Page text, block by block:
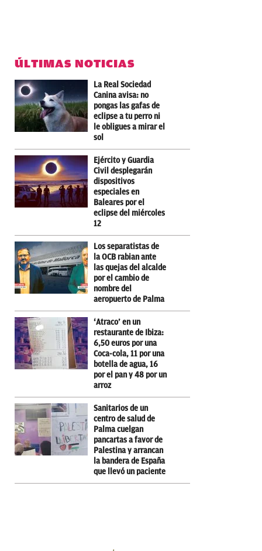
ÚLTIMAS NOTICIAS
La Real Sociedad
Canina avisa: no
pongas las gafas de
eclipse a tu perro ni
le obligues a mirar el
sol
Ejército y Guardia
Civil desplegarán
dispositivos
especiales en
Baleares por el
eclipse del miércoles
12
Los separatistas de
la OCB rabian ante
las quejas del alcalde
por el cambio de
nombre del
aeropuerto de Palma
‘Atraco’ en un
restaurante de Ibiza:
6,50 euros por una
Coca-cola, 11 por una
botella de agua, 16
por el pan y 48 por un
arroz
Sanitarios de un
centro de salud de
Palma cuelgan
pancartas a favor de
Palestina y arrancan
la bandera de España
que llevó un paciente